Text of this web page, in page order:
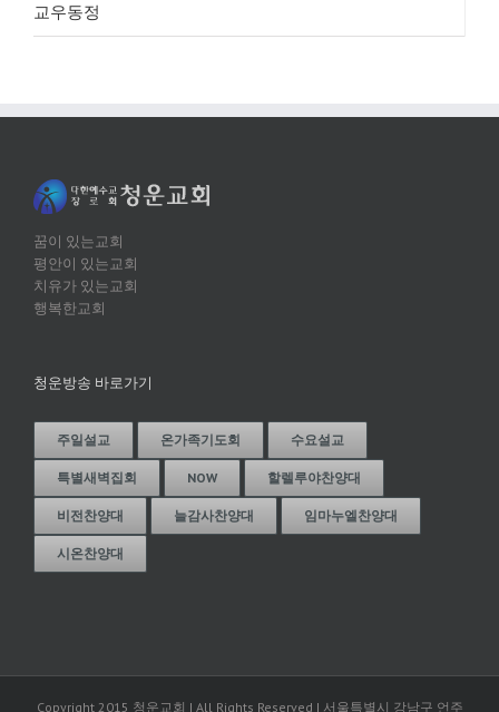
교우동정
꿈이 있는교회
평안이 있는교회
치유가 있는교회
행복한교회
청운방송 바로가기
주일설교 온가족기도회 수요설교
특별새벽집회 NOW 할렐루야찬양대
비전찬양대 늘감사찬양대 임마누엘찬양대
시온찬양대
Copyright 2015 청운교회 | All Rights Reserved | 서울특별시 강남구 언주